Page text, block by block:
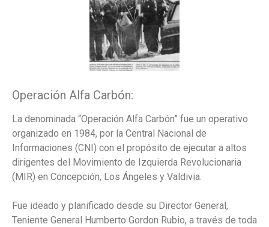
Operación Alfa Carbón:
La denominada “Operación Alfa Carbón” fue un operativo
organizado en 1984, por la Central Nacional de
Informaciones (CNI) con el propósito de ejecutar a altos
dirigentes del Movimiento de Izquierda Revolucionaria
(MIR) en Concepción, Los Ángeles y Valdivia.
Fue ideado y planificado desde su Director General,
Teniente General Humberto Gordon Rubio, a través de toda